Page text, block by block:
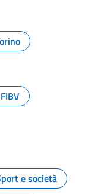
e società